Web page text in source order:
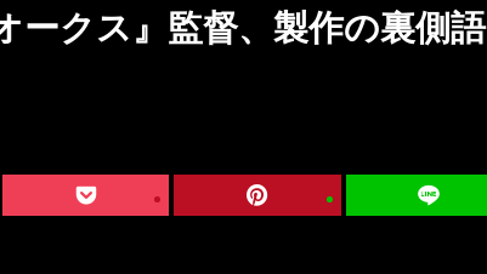
ークス』監督、製作の裏側語